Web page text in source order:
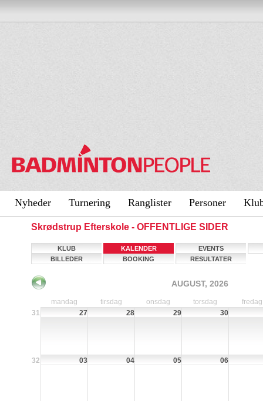
Nyheder Turnering Ranglister Personer
Skrødstrup Efterskole - OFFENTLIGE SIDER
KLUB KALENDER
EVENTS
BILLEDER
BOOKING RESULTATER
AUGUST, 2026
mandag tirsdag onsdag torsdag
fredag
31
27 28 29 30
32 03 04 05 06